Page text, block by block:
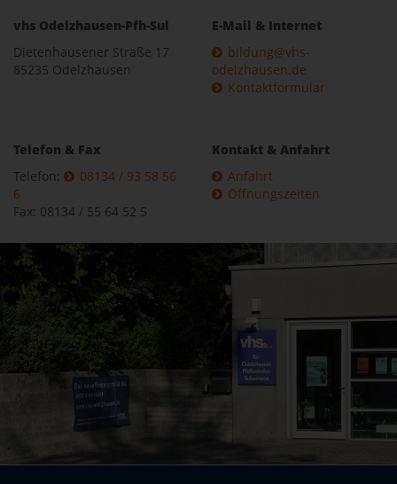
vhs Odelzhausen-Pfh-Sul
Dietenhausener Straße 17
85235 Odelzhausen
E-Mail & Internet
bildung@vhs-
odelzhausen.de
Kontaktformular
Telefon & Fax
Telefon:
08134 / 93 58 56
6
Fax: 08134 / 55 64 52 5
Kontakt & Anfahrt
Anfahrt
Öffnungszeiten